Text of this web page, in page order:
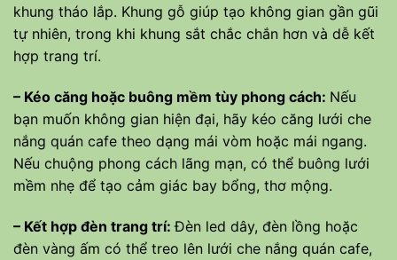
khung tháo lắp. Khung gỗ giúp tạo không gian gần gũi
tự nhiên, trong khi khung sắt chắc chắn hơn và dễ kết
hợp trang trí.
– Kéo căng hoặc buông mềm tùy phong cách: Nếu
bạn muốn không gian hiện đại, hãy kéo căng lưới che
nắng quán cafe theo dạng mái vòm hoặc mái ngang.
Nếu chuộng phong cách lãng mạn, có thể buông lưới
mềm nhẹ để tạo cảm giác bay bổng, thơ mộng.
– Kết hợp đèn trang trí:Đèn led dây, đèn lồng hoặc
đèn vàng ấm có thể treo lên lưới che nắng quán cafe,